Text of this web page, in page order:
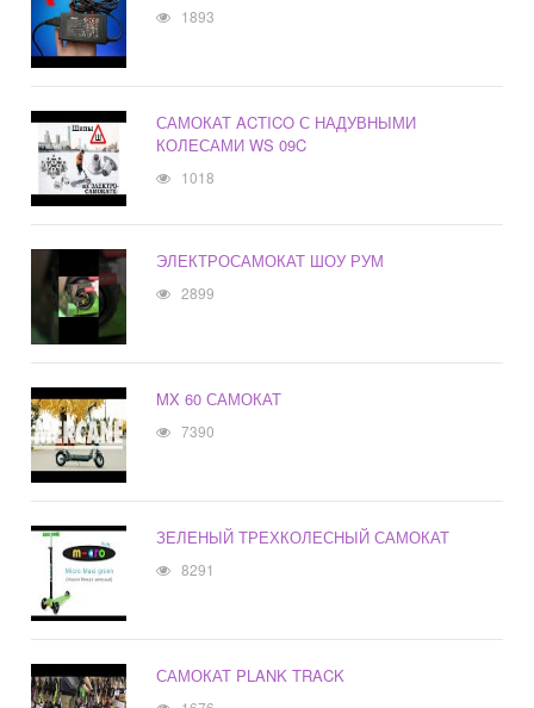
1893
САМОКАТ ACTICO С НАДУВНЫМИ
КОЛЕСАМИ WS 09C
1018
ЭЛЕКТРОСАМОКАТ ШОУ РУМ
2899
MX 60 САМОКАТ
7390
ЗЕЛЕНЫЙ ТРЕХКОЛЕСНЫЙ САМОКАТ
8291
САМОКАТ PLANK TRACK